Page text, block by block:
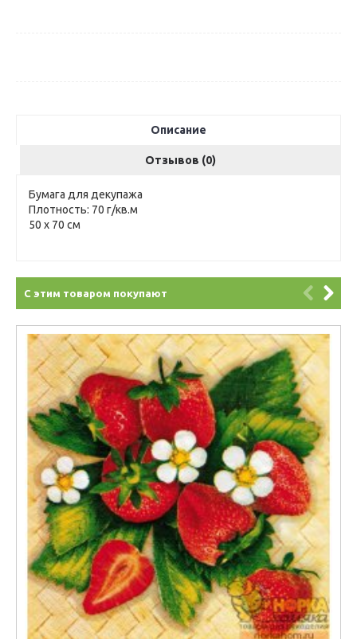
Описание
Отзывов (0)
Бумага для декупажа
Плотность: 70 г/кв.м
50 х 70 см
С этим товаром покупают